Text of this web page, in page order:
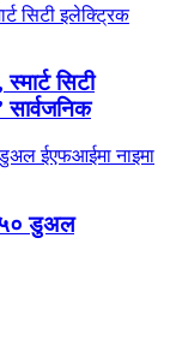
सिटी
सार्वजनिक
डुअल